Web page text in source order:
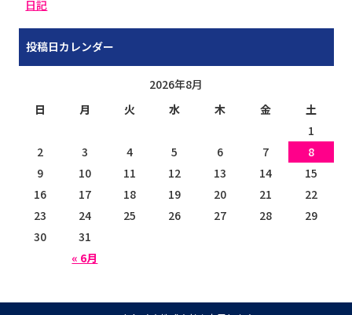
日記
投稿日カレンダー
2026年8月
日
月 火 水 木 金 土
« 6月
1
2
3 4 5 6 7
8
9
10 11 12 13 14
15
16
17 18 19 20 21
22
23
24 25 26 27 28
29
30
31